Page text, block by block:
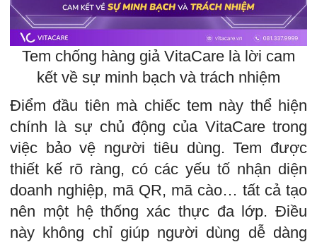
Tem chống hàng giả VitaCare là lời cam
kết về sự minh bạch và trách nhiệm
Điểm đầu tiên mà chiếc tem này thể hiện
chính là sự chủ động của VitaCare trong
việc bảo vệ người tiêu dùng. Tem được
thiết kế rõ ràng, có các yếu tố nhận diện
doanh nghiệp, mã QR, mã cào… tất cả tạo
nên một hệ thống xác thực đa lớp. Điều
này không chỉ giúp người dùng dễ dàng